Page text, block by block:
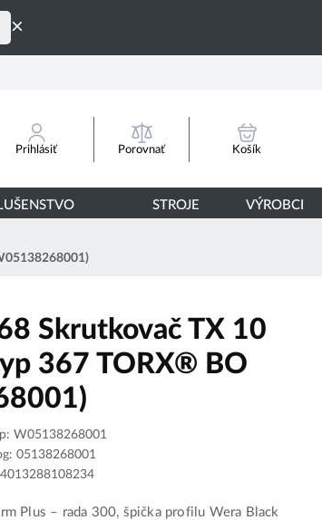
×
Prihlásiť Porovnať Košík
STROJE VÝROBCI
Skrutkovač TX 10
367 TORX® BO
W05138268001
05138268001
4013288108234
Plus – rada 300, špička profilu Wera Black